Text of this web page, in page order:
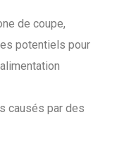
de coupe,
potentiels pour
causés par des